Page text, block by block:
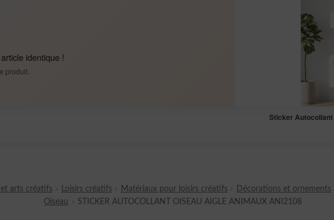
identique !
produit.
Sticker
et arts créatifs Loisirs créatifs Matériaux pour loisirs créatifs Décorations et ornements
Oiseau
STICKER AUTOCOLLANT OISEAU AIGLE ANIMAUX ANI2108